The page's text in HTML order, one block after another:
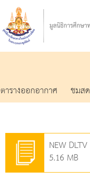
ตารางออกอากาศ ชมสด
NEW DLTV
5.16 MB